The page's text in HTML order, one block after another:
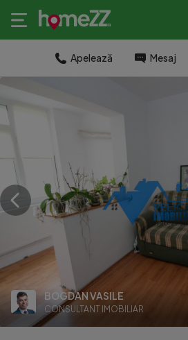
Apelează Mesaj
BOGDAN VASILE
CONSULTANT IMOBILIAR